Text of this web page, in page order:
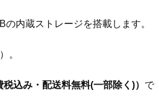
内蔵ストレージを搭載します。
。
込み・配送料無料(一部除く)） で